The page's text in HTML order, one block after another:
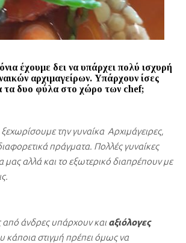
έχουμε δει να υπάρχει πολύ ισχυρή
αρχιμαγείρων. Υπάρχουν ίσες
τα δυο φύλα στο χώρο των chef;
την γυναίκα Αρχιμάγειρες,
πράγματα. Πολλές γυναίκες
μας αλλά και το εξωτερικό διαπρέπουν με
από άνδρες υπάρχουν και αξιόλογες
κάποια στιγμή πρέπει όμως να